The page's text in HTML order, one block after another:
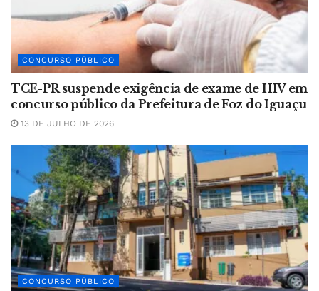
CONCURSO PÚBLICO
TCE-PR suspende exigência de exame de HIV em
concurso público da Prefeitura de Foz do Iguaçu
13 DE JULHO DE 2026
CONCURSO PÚBLICO